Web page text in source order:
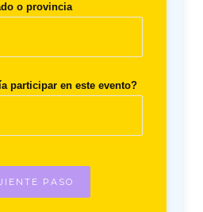
o provincia
participar en este evento?